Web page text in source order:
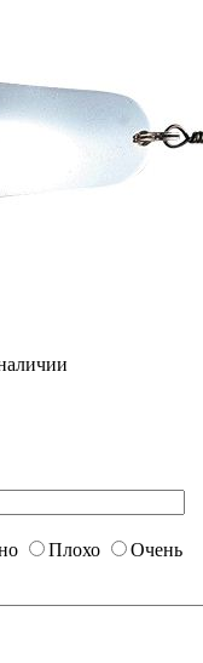
Плохо
Очень